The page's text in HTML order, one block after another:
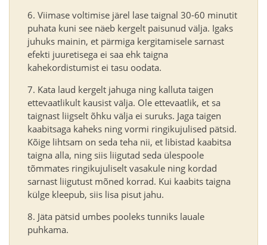
Viimase voltimise järel lase taignal 30-60 minutit
puhata kuni see näeb kergelt paisunud välja. Igaks
juhuks mainin, et pärmiga kergitamisele sarnast
efekti juuretisega ei saa ehk taigna
kahekordistumist ei tasu oodata.
Kata laud kergelt jahuga ning kalluta taigen
ettevaatlikult kausist välja. Ole ettevaatlik, et sa
taignast liigselt õhku välja ei suruks. Jaga taigen
kaabitsaga kaheks ning vormi ringikujulised pätsid.
Kõige lihtsam on seda teha nii, et libistad kaabitsa
taigna alla, ning siis liigutad seda ülespoole
tõmmates ringikujuliselt vasakule ning kordad
sarnast liigutust mõned korrad. Kui kaabits taigna
külge kleepub, siis lisa pisut jahu.
Jäta pätsid umbes pooleks tunniks lauale
puhkama.